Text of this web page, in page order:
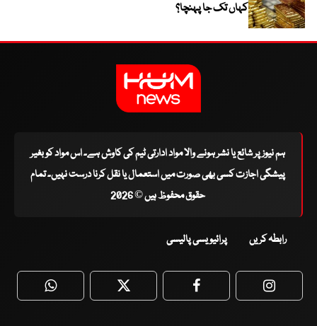
کہاں تک جا پہنچا؟
ہم نیوز پر شائع یا نشر ہونے والا مواد ادارتی ٹیم کی کاوش ہے۔ اس مواد کو بغیر
پیشگی اجازت کسی بھی صورت میں استعمال یا نقل کرنا درست نہیں۔ تمام
حقوق محفوظ ہیں © 2026
رابطہ کریں پرائیویسی پالیسی
WhatsApp Twitter Facebook